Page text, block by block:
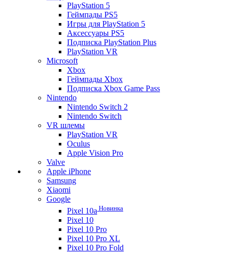
PlayStation 5
Геймпады PS5
Игры для PlayStation 5
Аксессуары PS5
Подписка PlayStation Plus
PlayStation VR
Microsoft
Xbox
Геймпады Xbox
Подписка Xbox Game Pass
Nintendo
Nintendo Switch 2
Nintendo Switch
VR шлемы
PlayStation VR
Oculus
Apple Vision Pro
Valve
Apple iPhone
Samsung
Xiaomi
Google
Pixel 10a Новинка
Pixel 10
Pixel 10 Pro
Pixel 10 Pro XL
Pixel 10 Pro Fold